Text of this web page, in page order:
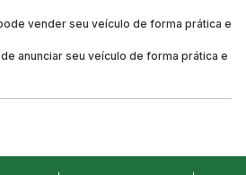
vender seu veículo de forma prática e
anunciar seu veículo de forma prática e